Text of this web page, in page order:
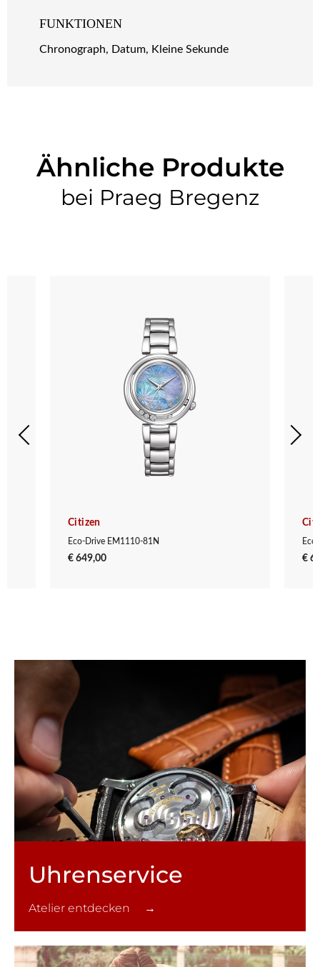
FUNKTIONEN
Chronograph, Datum, Kleine Sekunde
Ähnliche Produkte
bei Praeg Bregenz
Citizen
Eco-Drive EM1110-81N
€ 649,00 €
Uhren­service
Atelier entdecken →